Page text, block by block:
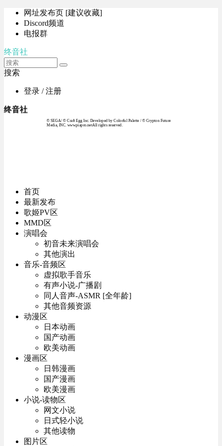
网址发布页 [建议收藏]
Discord频道
电报群
终音社
搜索
登录 / 注册
终音社
© SEGA / © Craft Egg Inc. Developed by Colorful Palette / © Crypton Future
Media, INC. www.piapro.netAll rights reserved.
首页
最新发布
歌姬PV区
MMD区
演唱会
初音未来演唱会
其他演出
音乐-音频区
虚拟歌手音乐
有声小说-广播剧
同人音声-ASMR [全年龄]
其他音频资源
动漫区
日本动画
国产动画
欧美动画
漫画区
日韩漫画
国产漫画
欧美漫画
小说-读物区
网文小说
日式轻小说
其他读物
图片区